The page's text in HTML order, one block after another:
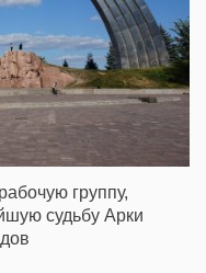
группу,
судьбу Арки